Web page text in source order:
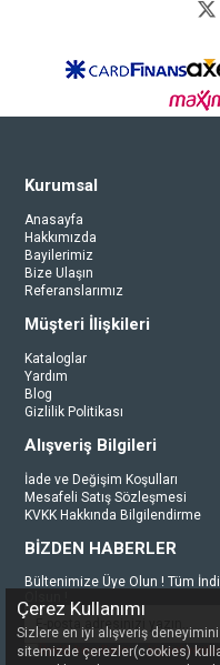
Kurumsal
Anasayfa
Hakkımızda
Bayilerimiz
Bize Ulaşın
Referanslarımız
Müşteri İlişkileri
Kataloglar
Yardım
Blog
Gizlilik Politikası
Alışveriş Bilgileri
İade ve Değişim Koşulları
Mesafeli Satış Sözleşmesi
KVKK Hakkında Bilgilendirme
BİZDEN HABERLER
Bültenimize Üye Olun ! Tüm
Üyelik koşullarınıvekişisel
Çerez Kullanımı
Sizlere en iyi alışveriş
sitemizde çerezler(cookies)